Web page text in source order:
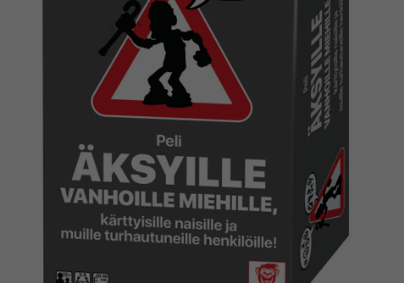
Arkistoidut tuotteet
Promotuotteet
Sovellukset
Suomi